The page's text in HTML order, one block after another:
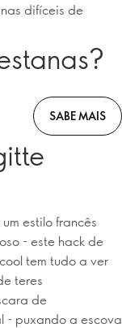
difíceis de
SABE MAIS
estilo francês
- este hack de
tem tudo a ver
teres
de
- puxando a escova